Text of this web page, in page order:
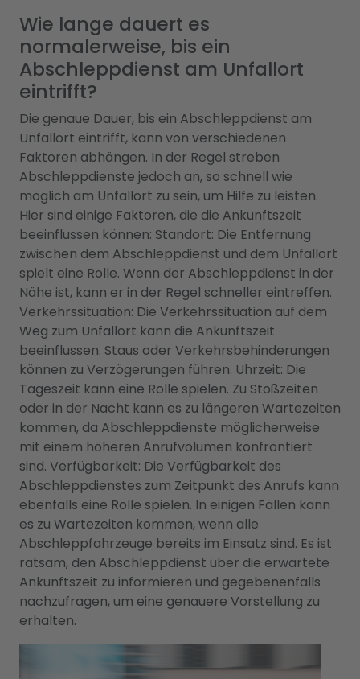
Wie lange dauert es
normalerweise, bis ein
Abschleppdienst am Unfallort
eintrifft?
Die genaue Dauer, bis ein Abschleppdienst am
Unfallort eintrifft, kann von verschiedenen
Faktoren abhängen. In der Regel streben
Abschleppdienste jedoch an, so schnell wie
möglich am Unfallort zu sein, um Hilfe zu leisten.
Hier sind einige Faktoren, die die Ankunftszeit
beeinflussen können: Standort: Die Entfernung
zwischen dem Abschleppdienst und dem Unfallort
spielt eine Rolle. Wenn der Abschleppdienst in der
Nähe ist, kann er in der Regel schneller eintreffen.
Verkehrssituation: Die Verkehrssituation auf dem
Weg zum Unfallort kann die Ankunftszeit
beeinflussen. Staus oder Verkehrsbehinderungen
können zu Verzögerungen führen. Uhrzeit: Die
Tageszeit kann eine Rolle spielen. Zu Stoßzeiten
oder in der Nacht kann es zu längeren Wartezeiten
kommen, da Abschleppdienste möglicherweise
mit einem höheren Anrufvolumen konfrontiert
sind. Verfügbarkeit: Die Verfügbarkeit des
Abschleppdienstes zum Zeitpunkt des Anrufs kann
ebenfalls eine Rolle spielen. In einigen Fällen kann
es zu Wartezeiten kommen, wenn alle
Abschleppfahrzeuge bereits im Einsatz sind. Es ist
ratsam, den Abschleppdienst über die erwartete
Ankunftszeit zu informieren und gegebenenfalls
nachzufragen, um eine genauere Vorstellung zu
erhalten.